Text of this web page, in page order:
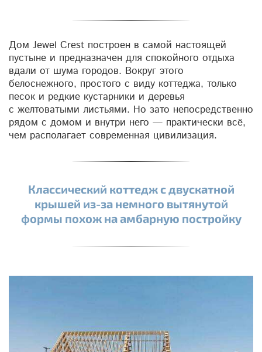
Дом Jewel Crest построен в самой настоящей
пустыне и предназначен для спокойного отдыха
вдали от шума городов. Вокруг этого
белоснежного, простого с виду коттеджа, только
песок и редкие кустарники и деревья
с желтоватыми листьями. Но зато непосредственно
рядом с домом и внутри него — практически всё,
чем располагает современная цивилизация.
Классический коттедж с двускатной
крышей из-за немного вытянутой
формы похож на амбарную постройку